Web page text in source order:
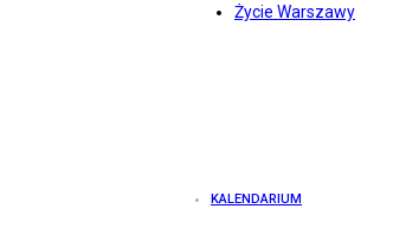
Życie Warszawy
KALENDARIUM